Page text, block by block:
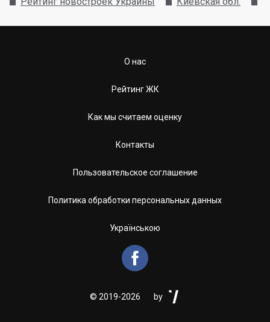
О нас
Рейтинг ЖК
Как мы считаем оценку
Контакты
Пользовательское соглашение
Политика обработки персональных данных
Українською

© 2019-2026 by 